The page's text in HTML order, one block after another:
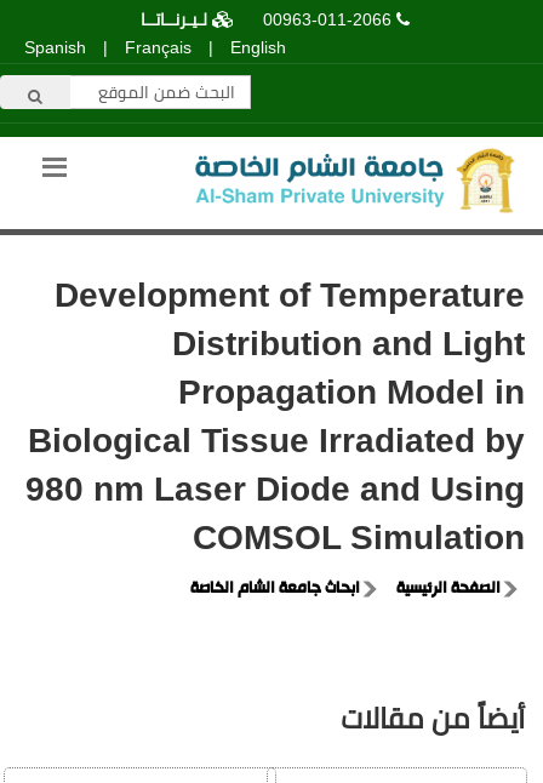
00963-011-2066
لـيـرنــاتــا
English
|
Français
|
Spanish
Development of Temperature
Distribution and Light
Propagation Model in
Biological Tissue Irradiated by
980 nm Laser Diode and Using
COMSOL Simulation
الصفحة الرئيسية ابحاث جامعة الشام الخاصة
أيضاً من مقالات